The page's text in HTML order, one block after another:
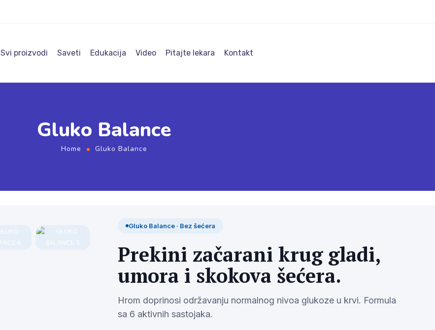
Svi proizvodi Saveti Edukacija Video Pitajte lekara Kontakt
Gluko Balance
Home Gluko Balance
Gluko Balance · Bez šećera
Prekini začarani krug gladi,
umora i skokova šećera.
Hrom doprinosi održavanju normalnog nivoa glukoze u krvi. Formula
sa 6 aktivnih sastojaka.